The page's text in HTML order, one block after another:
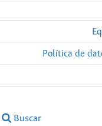
Política de
Buscar